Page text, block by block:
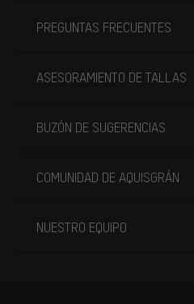
PREGUNTAS FRECUENTES
ASESORAMIENTO DE TALLAS
BUZÓN DE SUGERENCIAS
COMUNIDAD DE AQUISGRÁN
NUESTRO EQUIPO